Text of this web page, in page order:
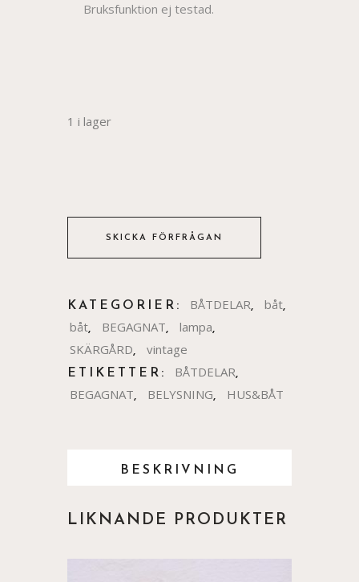
Bruksfunktion ej testad.
1 i lager
TILL
SKICKA FÖRFRÅGAN
KATEGORIER: BÅTDELAR, båt,
båt, BEGAGNAT, lampa,
SKÄRGÅRD, vintage
ETIKETTER: BÅTDELAR,
BEGAGNAT, BELYSNING, HUS&BÅT
BESKRIVNING
LIKNANDE PRODUKTER